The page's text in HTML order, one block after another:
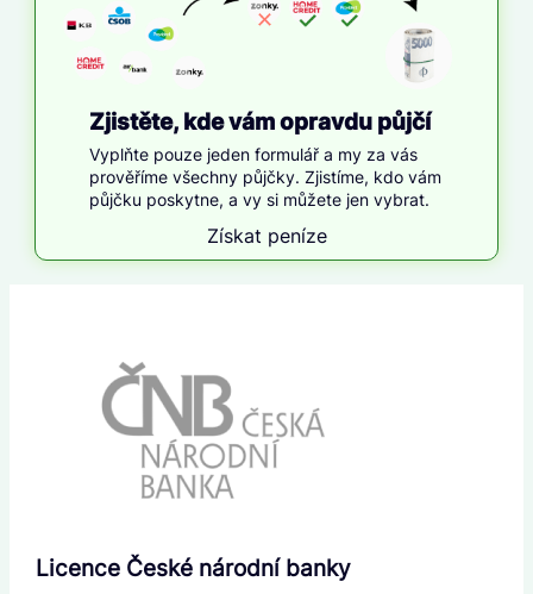
Zjistěte, kde vám opravdu půjčí
Vyplňte pouze jeden formulář a my za vás
prověříme všechny půjčky. Zjistíme, kdo vám
půjčku poskytne, a vy si můžete jen vybrat.
Získat peníze
Licence České národní banky